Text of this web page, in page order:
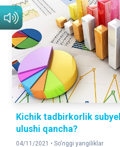
Kichik tadbirkorlik
ulushi qancha?
04/11/2021 • So'nggi yangiliklar